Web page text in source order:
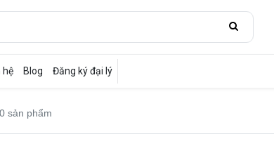
hệ Blog Đăng ký đại lý
sản phẩm